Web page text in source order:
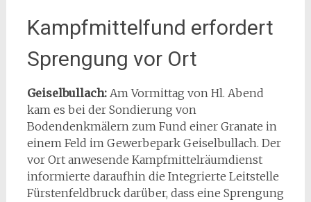
Kampfmittelfund erfordert
Sprengung vor Ort
Geiselbullach:Am Vormittag von Hl. Abend
kam es bei der Sondierung von
Bodendenkmälern zum Fund einer Granate in
einem Feld im Gewerbepark Geiselbullach. Der
vor Ort anwesende Kampfmittelräumdienst
informierte daraufhin die Integrierte Leitstelle
Fürstenfeldbruck darüber, dass eine Sprengung